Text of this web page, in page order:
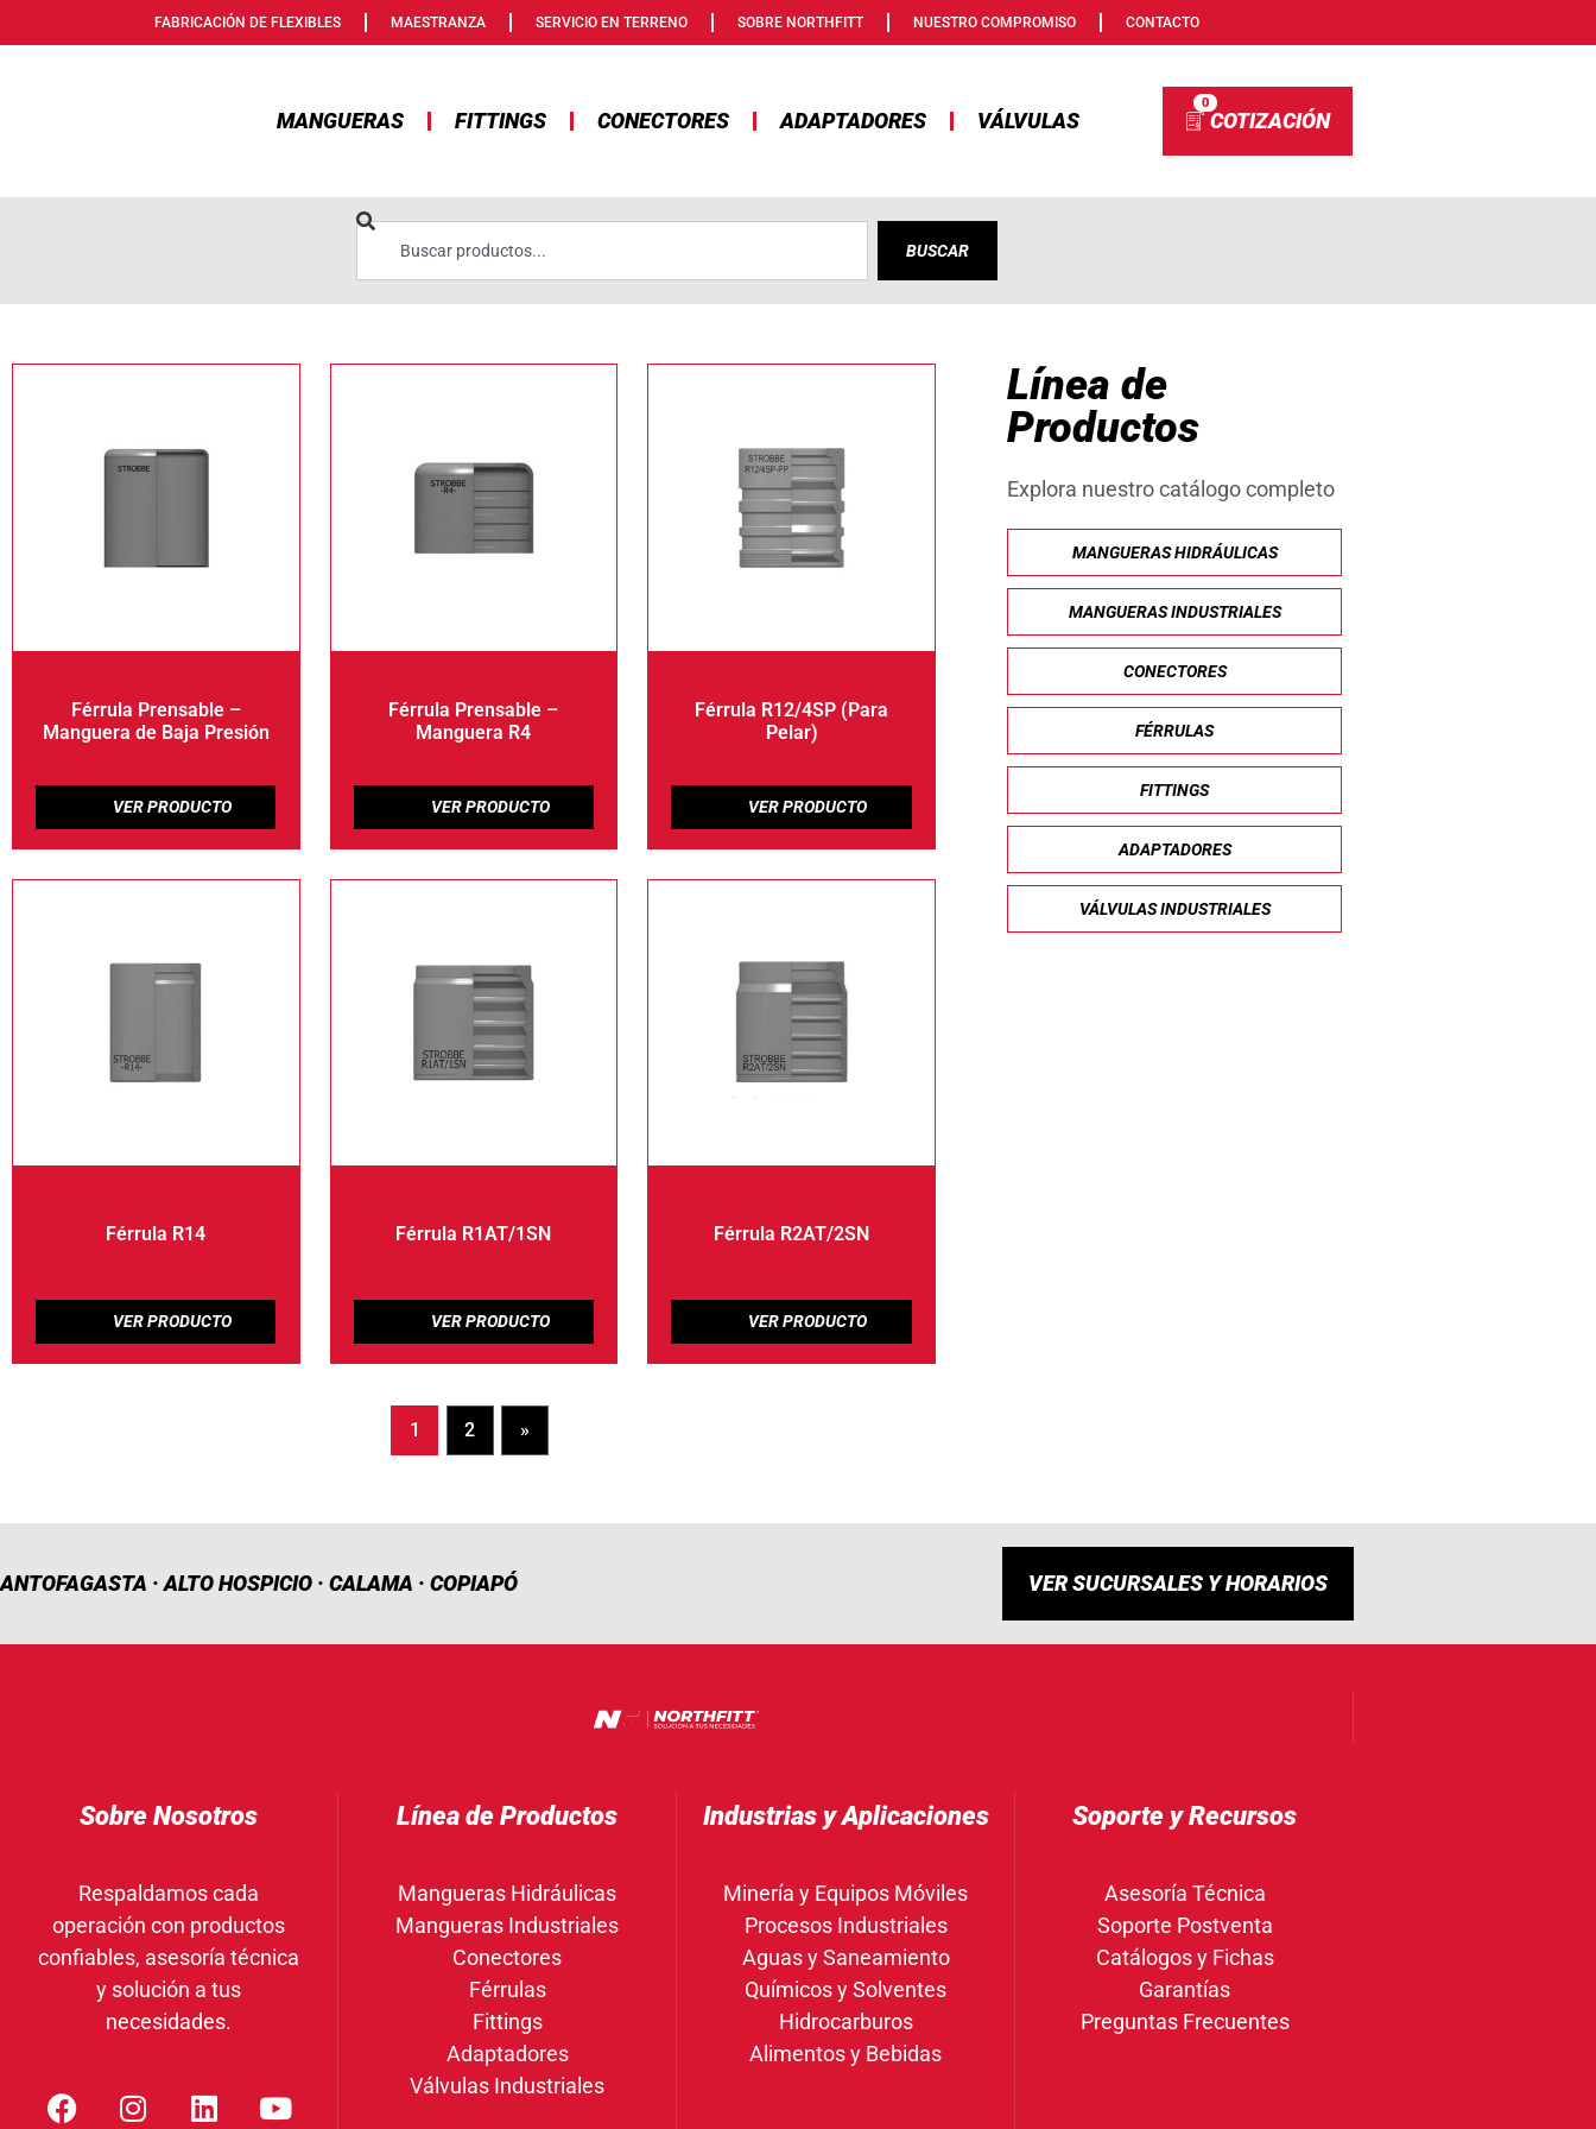
FABRICACIÓN DE FLEXIBLES MAESTRANZA SERVICIO EN TERRENO SOBRE NORTHFITT NUESTRO COMPROMISO CONTACTO
MANGUERAS FITTINGS CONECTORES ADAPTADORES VÁLVULAS
0
BUSCAR
Férrula Prensable –
Manguera de Baja Presión
Férrula Prensable –
Manguera R4
Férrula R12/4SP (Para
Pelar)
Férrula R14 Férrula R1AT/1SN Férrula R2AT/2SN
1 2 »
Línea de
Productos
Explora nuestro catálogo completo
MANGUERAS HIDRÁULICAS
MANGUERAS INDUSTRIALES
CONECTORES
FÉRRULAS
FITTINGS
ADAPTADORES
VÁLVULAS INDUSTRIALES
ANTOFAGASTA · ALTO HOSPICIO · CALAMA · COPIAPÓ VER SUCURSALES Y HORARIOS
Sobre Nosotros
Respaldamos cada
operación con productos
confiables, asesoría técnica
y solución a tus
necesidades.
Línea de Productos
Mangueras Hidráulicas
Mangueras Industriales
Conectores
Férrulas
Fittings
Adaptadores
Válvulas Industriales
Industrias y Aplicaciones
Minería y Equipos Móviles
Procesos Industriales
Aguas y Saneamiento
Químicos y Solventes
Hidrocarburos
Alimentos y Bebidas
Soporte y Recursos
Asesoría Técnica
Soporte Postventa
Catálogos y Fichas
Garantías
Preguntas Frecuentes